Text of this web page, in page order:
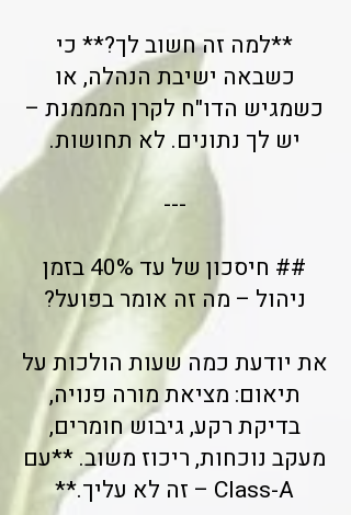
**למה זה חשוב לך?** כי
כשבאה ישיבת הנהלה, או
כשמגיש הדו"ח לקרן המממנת –
יש לך נתונים. לא תחושות.
---
## חיסכון של עד 40% בזמן
ניהול – מה זה אומר בפועל?
את יודעת כמה שעות הולכות על
תיאום: מציאת מורה פנויה,
בדיקת רקע, גיבוש חומרים,
מעקב נוכחות, ריכוז משוב. **עם
Class-A – זה לא עליך.**